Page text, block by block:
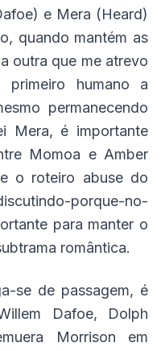
e Mera (Heard)
quando mantém as
outra que me atrevo
humano a
permanecendo
Mera, é importante
Momoa e Amber
o roteiro abuse do
porque-no-
para manter o
romântica.
se de passagem, é
Dafoe, Dolph
Morrison em